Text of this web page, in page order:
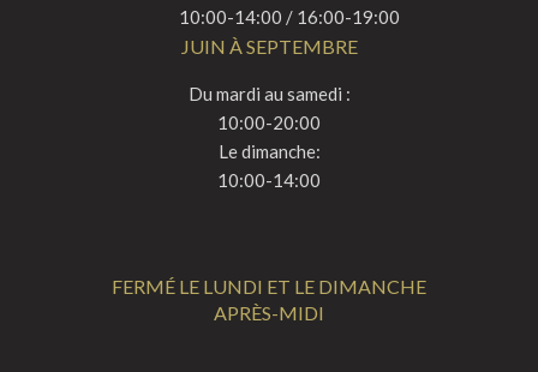
10:00-14:00 / 16:00-19:00
JUIN À SEPTEMBRE
Du mardi au samedi :
10:00-20:00
Le dimanche:
10:00-14:00
FERMÉ LE LUNDI ET LE DIMANCHE
APRÈS-MIDI